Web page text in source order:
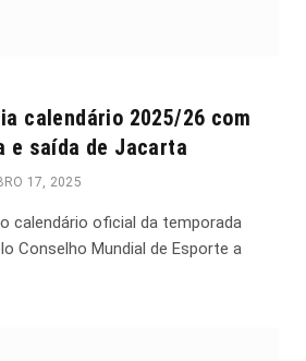
calendário 2025/26 com
e saída de Jacarta
17, 2025
calendário oficial da temporada
Conselho Mundial de Esporte a